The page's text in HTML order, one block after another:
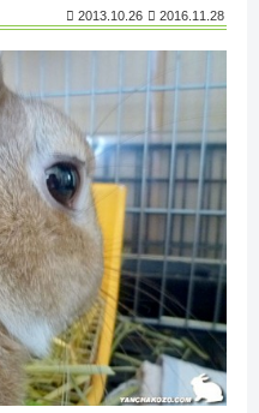
2013.10.26 2016.11.28